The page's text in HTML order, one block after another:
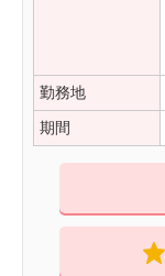
勤務地
期間